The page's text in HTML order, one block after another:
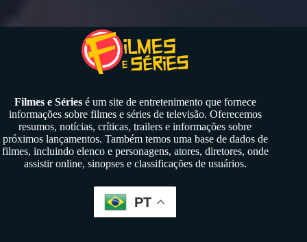
Filmes e Sériesé um site de entretenimento que fornece
informações sobre filmes e séries de televisão. Oferecemos
resumos, notícias, críticas, trailers e informações sobre
próximos lançamentos. Também temos uma base de dados de
filmes, incluindo elenco e personagens, atores, diretores, onde
assistir online, sinopses e classificações de usuários.
PT